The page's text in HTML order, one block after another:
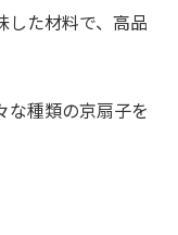
した材料で、高品
な種類の京扇子を